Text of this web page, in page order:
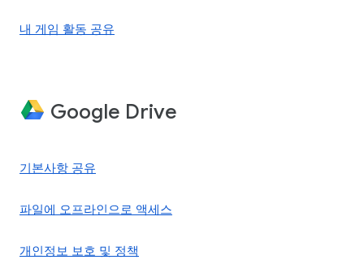
내 게임 활동 공유
Google Drive
기본사항 공유
파일에 오프라인으로 액세스
개인정보 보호 및 정책